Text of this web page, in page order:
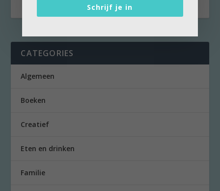
CATEGORIES
Algemeen
Boeken
Creatief
Eten en drinken
Familie
Schrijf je in